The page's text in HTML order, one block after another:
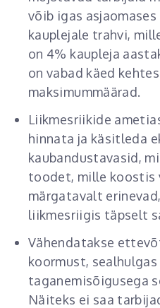
võib igas
kauplejale trahvi,
on 4% kaupleja
on vabad käed
maksimummäärad.
Liikmesriikide
hinnata ja käsitleda
kaubandustavasid,
toodet, mille koostis
märgatavalt
liikmesriigis täpselt
Vähendatakse
koormust,
taganemisõigusega
Näiteks ei saa